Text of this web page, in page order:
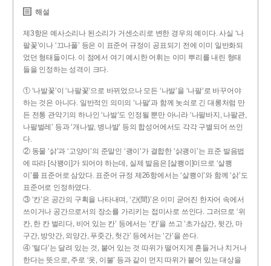
해설
제3항은 예사소리나 된소리가 거센소리로 변한 경우의 예이다. 사실 ‘나
팔꽃’이나 ‘끄나풀’ 등은 이 표준어 규정이 공표되기 전에 이미 일반화되
었던 형태들이다. 이 점에서 여기 예시한 어휘는 이미 뿌리를 내린 형태
들을 인정하는 성격이 크다.
① ‘나발꽃’이 ‘나팔꽃’으로 바뀌었으나 모든 ‘나발’을 ‘나팔’로 바꾸어야
하는 것은 아니다. 일반적인 의미의 ‘나팔’과 함께 놋쇠로 긴 대롱처럼 만
든 전통 관악기의 하나인 ‘나발’도 인정될 뿐만 아니라 ‘나팔바지, 나팔관,
나팔벌레’ 등과 ‘개나발, 병나발’ 등의 합성어에서도 각각 구별되어 쓰인
다.
② 동물 ‘삵’과 ‘고양이’의 준말인 ‘괭이’가 결합한 ‘삵괭이’는 표준 발음법
에 따라 [삭꽹이]가 되어야 하는데, 실제 발음은 [살쾡이]이므로 ‘살쾡
이’를 표준어로 삼았다. 표준어 규정 제26항에서는 ‘살쾡이’와 함께 ‘삵’도
표준어로 인정하였다.
③ ‘칸’은 공간의 구획을 나타내며, ‘간(間)’은 이미 굳어진 한자어 속에서
쓰이거나 공간으로서의 장소를 가리키는 접미사로 쓰인다. 그러므로 ‘위
칸, 한 칸 벌리다, 비어 있는 칸’ 등에서는 ‘칸’을 쓰고 ‘초가삼간, 뒷간, 마
구간, 방앗간, 외양간, 푸줏간, 헛간’ 등에서는 ‘간’을 쓴다.
④ ‘털다’는 달려 있는 것, 붙어 있는 것 따위가 떨어지게 흔들거나 치거나
한다는 뜻으로, 주로 ‘옷, 이불’ 등과 같이 먼지 따위가 붙어 있는 대상을